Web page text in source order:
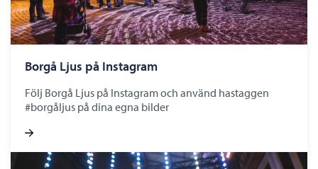
Borgå Ljus på Instagram
Följ Borgå Ljus på Instagram och använd hastaggen
#borgåljus på dina egna bilder